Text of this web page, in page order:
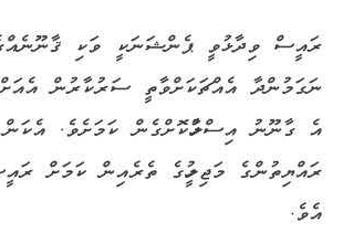
ރައީސް ވިދާޅުވީ ޕެންޝަނަކީ ވަކި
ނަގަމުންދާ އެއްޗަކަށްވާތީ ސަރުކާރުން
އެ ގާނޫނު އިސްލާހުކޮށްގެން ކަމަށެވެ.
ރައްޔިތުންގެ މަޖިލީހުގެ ތެރެއިން ކަމަށް
އެވެ.